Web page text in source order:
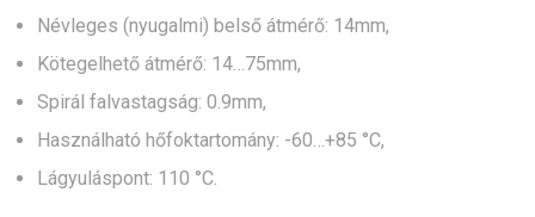
Névleges (nyugalmi) belső átmérő: 14mm,
Kötegelhető átmérő: 14…75mm,
Spirál falvastagság: 0.9mm,
Használható hőfoktartomány: -60…+85 °C,
Lágyuláspont: 110 °C.